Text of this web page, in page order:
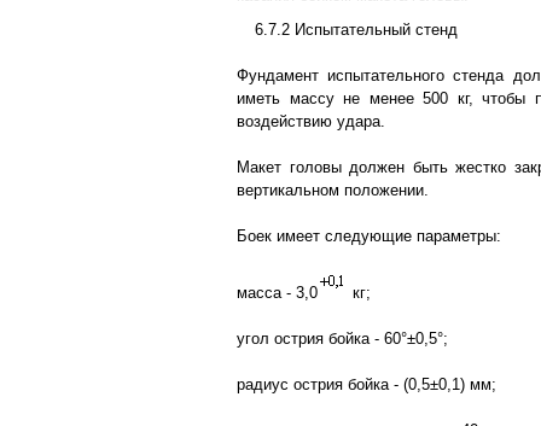
6.7.2 Испытательный стенд
Фундамент испытательного стенда
иметь массу не менее 500 кг, чтобы
воздействию удара.
Макет головы должен быть жестко
вертикальном положении.
Боек имеет следующие параметры:
масса - 3,0 кг;
угол острия бойка - 60°±0,5°;
радиус острия бойка - (0,5±0,1) мм;